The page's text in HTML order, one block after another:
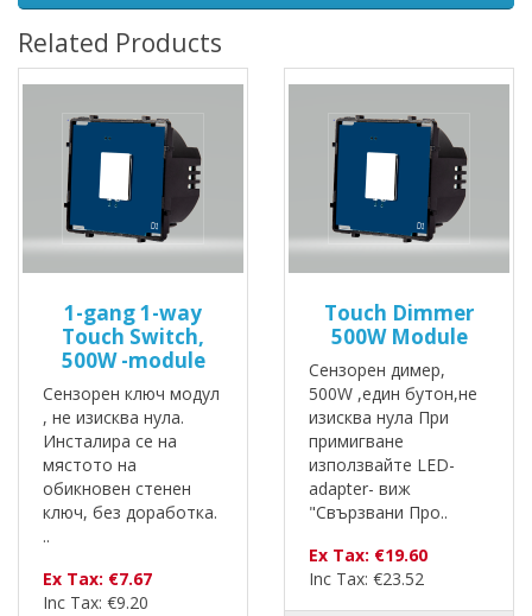
Related Products
1-gang 1-way
Touch Switch,
500W -module
Сензорен ключ модул
, не изисква нула.
Инсталира се на
мястото на
обикновен стенен
ключ, без доработка.
..
Ex Tax: €7.67
Inc Tax: €9.20
Touch Dimmer
500W Module
Сензорен димер,
500W ,един бутон,не
изисква нула При
примигване
използвайте LED-
adapter- виж
"Свързвани Про..
Ex Tax: €19.60
Inc Tax: €23.52